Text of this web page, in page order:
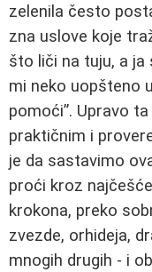
zelenila često
zna uslove koje
što liči na tuju, a ja
mi neko uopšteno
pomoći”. Upravo
praktičnim i
je da sastavimo
proći kroz
krokona, preko
zvezde, orhideja,
mnogih drugih - i